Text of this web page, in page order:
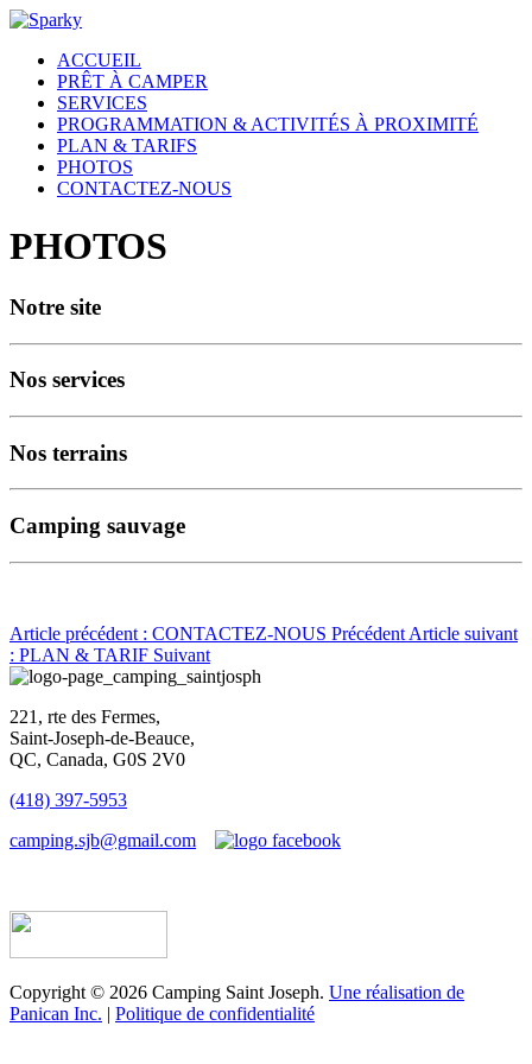
ACCUEIL
PRÊT À CAMPER
SERVICES
PROGRAMMATION & ACTIVITÉS À PROXIMITÉ
PLAN & TARIFS
PHOTOS
CONTACTEZ-NOUS
PHOTOS
Notre site
Nos services
Nos terrains
Camping sauvage
Article précédent : CONTACTEZ-NOUS Précédent Article suivant
: PLAN & TARIF Suivant
221, rte des Fermes,
Saint-Joseph-de-Beauce,
QC, Canada, G0S 2V0
(418) 397-5953
camping.sjb@gmail.com
Copyright © 2026 Camping Saint Joseph. Une réalisation de
Panican Inc. | Politique de confidentialité